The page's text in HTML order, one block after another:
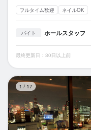
フルタイム歓迎 ネイルOK
バイト ホールスタッフ
最終更新日：30日以上前
1 / 17